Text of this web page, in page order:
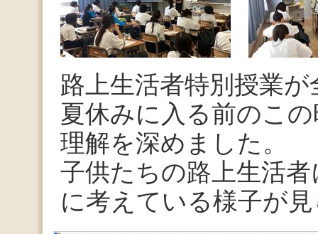
路上生活者特別授業
夏休みに入る前のこ
理解を深めました。
子供たちの路上生活
に考えている様子が